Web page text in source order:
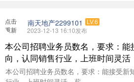
点击
重新
南天地产2299101 LV.6
2023-12-13 16:10发布
本公司招聘业务员数名，要求：
向，认同销售行业，上班时间灵
电咨询了解：18938377999
本公司招聘业务员数名，要求：能接受新